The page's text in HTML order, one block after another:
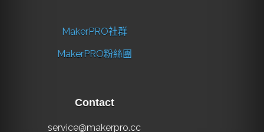
MakerPRO社群
MakerPRO粉絲團
Contact
service@makerpro.cc